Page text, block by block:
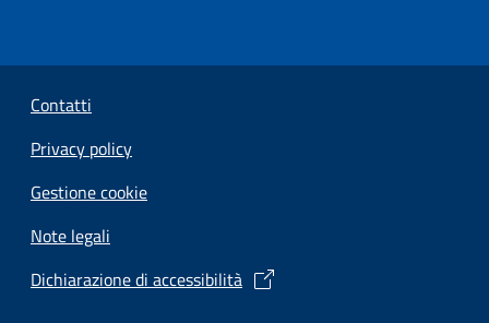
Sezione Link Utili
Contatti
Privacy policy
Gestione cookie
Note legali
Dichiarazione di accessibilità